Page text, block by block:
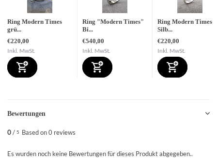
Ring Modern Times
grü...
€220,00
Inkl. MwSt.
Ring "Modern Times"
Bi...
€540,00
Inkl. MwSt.
Ring Modern Times
Silb...
€220,00
Inkl. MwSt.
Bewertungen
0/ 5 Based on 0 reviews
Es wurden noch keine Bewertungen für dieses Produkt abgegeben..